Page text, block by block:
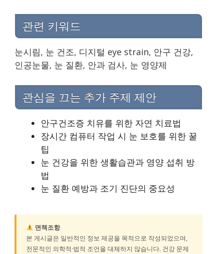
관련 키워드
눈시림, 눈 건조, 디지털 eye strain, 안구 건강,
인공눈물, 눈 질환, 안과 검사, 눈 영양제
관심을 끄는 추가 주제 제안
안구건조증 치유를 위한 자연 치료법
장시간 컴퓨터 작업 시 눈 보호를 위한 꿀
팁
눈 건강을 위한 생활습관과 영양 섭취 방
법
눈 질환 예방과 조기 진단의 중요성
면책조항
본 게시글은 일반적인 정보 제공을 목적으로 작성되었으며,
전문적인 의학적·법적 조언을 대체하지 않습니다. 건강 문제